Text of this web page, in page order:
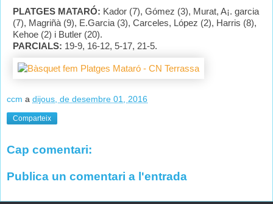
PLATGES MATARÓ: Kador (7), Gómez (3), Murat, A¡. garcia
(7), Magriñà (9), E.Garcia (3), Carceles, López (2), Harris (8),
Kehoe (2) i Butler (20).
PARCIALS: 19-9, 16-12, 5-17, 21-5.
ccm a dijous, de desembre 01, 2016
Comparteix
Cap comentari:
Publica un comentari a l'entrada